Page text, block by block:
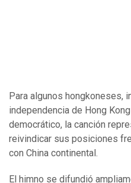
Para algunos hongkoneses,
independencia de Hong
democrático, la canción
reivindicar sus posiciones
con China continental.
El himno se difundió